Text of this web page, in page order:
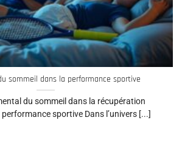
sommeil dans la performance sportive
du sommeil dans la récupération
sportive Dans l’univers [...]